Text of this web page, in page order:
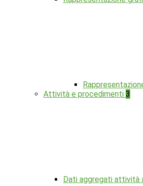
Attività e procedimenti 3
Dati aggregati attività